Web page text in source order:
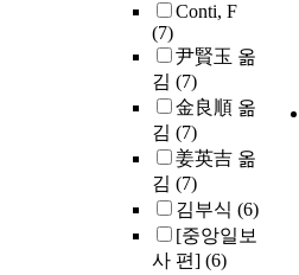
Conti, F
(7)
尹賢玉 옮
김 (7)
金良順 옮
김 (7)
姜英吉 옮
김 (7)
김부식 (6)
[중앙일보
사 편] (6)